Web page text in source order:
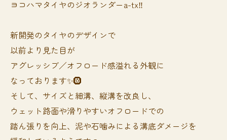
ヨコハマタイヤのジオランダーa-tx‼️
新開発のタイヤのデザインで
以前より見た目が
アグレッシブ／オフロード感溢れる外観に
なっております✨🛞
そして、サイズと細溝、縦溝を改良し、
ウェット路面や滑りやすいオフロードでの
踏ん張りを向上、泥や石噛みによる溝底ダメージを